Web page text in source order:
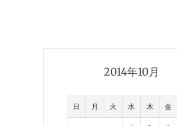
2014年10月
日 月 火 水 木 金